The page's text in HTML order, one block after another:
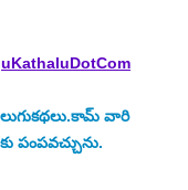
వారి
పంపవచ్చును.